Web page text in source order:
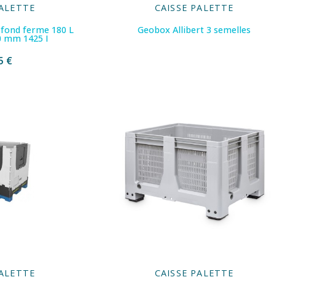
ferme 180 L
mm 1425 I
€
CAISSE PALETTE
Geobox Allibert 3 semelles
CAISSE PALETTE